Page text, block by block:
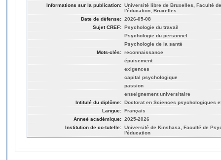
Informations sur la publication: Université libre de Bruxelles, Faculté
l'éducation, Bruxelles
Date de défense: 2026-05-08
Sujet CREF: Psychologie du travail
Psychologie du personnel
Psychologie de la santé
Mots-clés: reconnaissance
épuisement
exigences
capital psychologique
passion
enseignement universitaire
Intitulé du diplôme: Doctorat en Sciences psychologiques
Langue: Français
Anneé académique: 2025-2026
Institution de co-tutelle: Université de Kinshasa, Faculté de
l'éducation